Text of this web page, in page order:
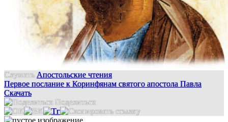
Слушать Апостольские чтения
Первое послание к Коринфянам святого апостола Павла
Скачать
Поделиться